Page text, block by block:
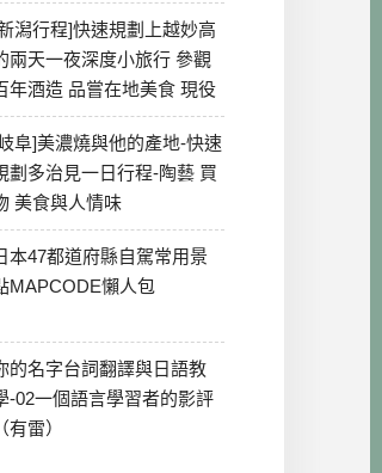
潟行程]快速規劃上越妙高
兩天一夜深度小旅行 參觀
年酒造 品嘗在地美食 現役
老牌電影院
阜]美濃燒與他的產地-快速
劃多治見一日行程-陶藝 買
美食與人情味
本47都道府縣自駕常用景
MAPCODE懶人包
的名字台詞翻譯與日語教
-02一個語言學習者的影評
（有雷）